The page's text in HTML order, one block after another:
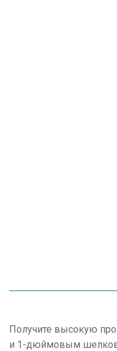
Получите высокую
и 1-дюймовым